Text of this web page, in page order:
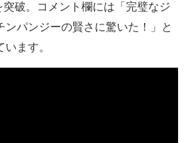
ンド
破。コメント欄には「完璧なジ
ンパンジーの賢さに驚いた！」と
ます。